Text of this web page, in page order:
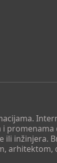
inžinjera.